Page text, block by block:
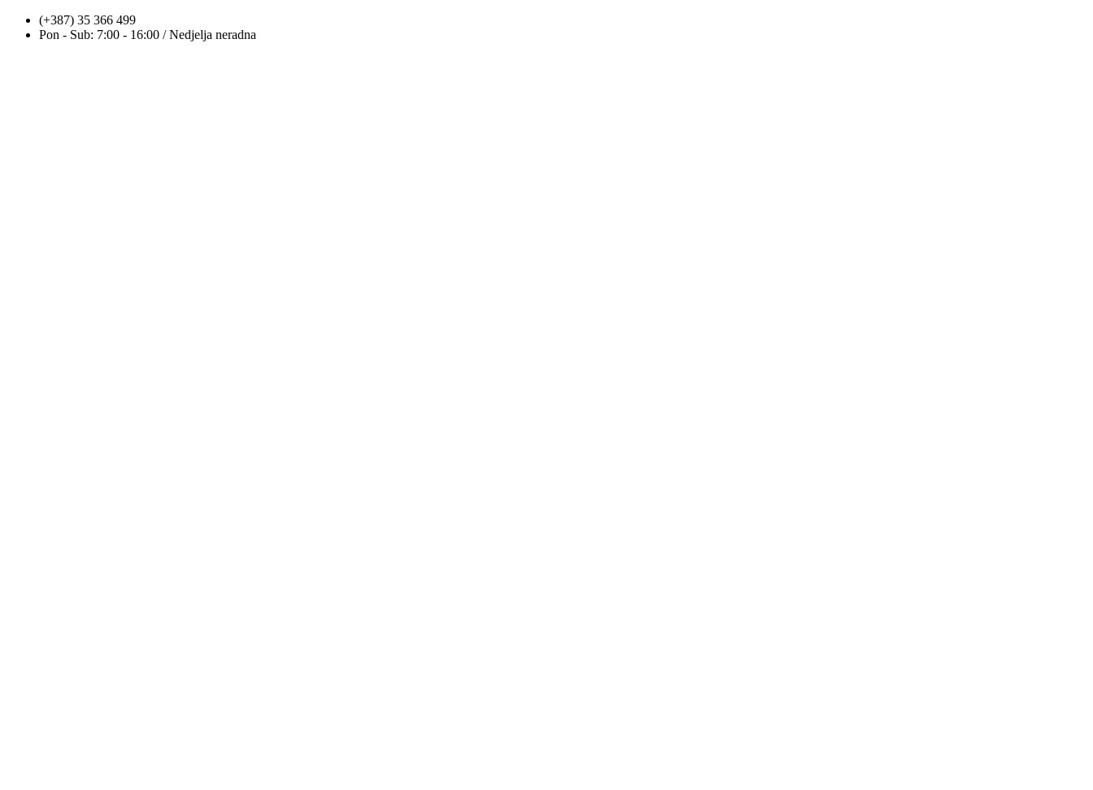
Skip
(+387) 35 366 499
Pon - Sub: 7:00 - 16:00 / Nedjelja neradna